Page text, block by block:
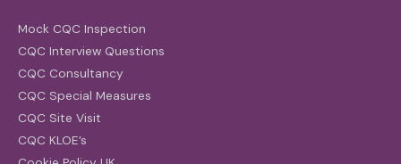
Mock CQC Inspection
CQC Interview Questions
CQC Consultancy
CQC Special Measures
CQC Site Visit
CQC KLOE’s